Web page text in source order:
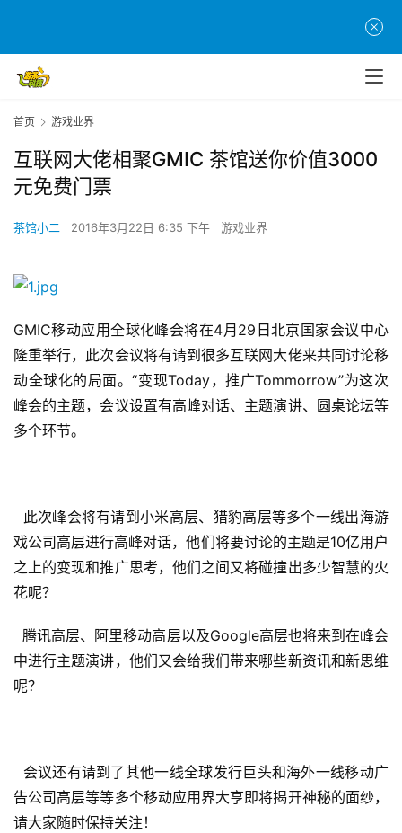
首页 游戏业界
互联网大佬相聚GMIC 茶馆送你价值3000
元免费门票
茶馆小二 2016年3月22日 6:35 下午 游戏业界
GMIC移动应用全球化峰会将在4月29日北京国家会议中心
隆重举行，此次会议将有请到很多互联网大佬来共同讨论移
动全球化的局面。“变现Today，推广Tommorrow”为这次
峰会的主题，会议设置有高峰对话、主题演讲、圆桌论坛等
多个环节。
此次峰会将有请到小米高层、猎豹高层等多个一线出海游
戏公司高层进行高峰对话，他们将要讨论的主题是10亿用户
之上的变现和推广思考，他们之间又将碰撞出多少智慧的火
花呢？
腾讯高层、阿里移动高层以及Google高层也将来到在峰会
中进行主题演讲，他们又会给我们带来哪些新资讯和新思维
呢？
会议还有请到了其他一线全球发行巨头和海外一线移动广
告公司高层等等多个移动应用界大亨即将揭开神秘的面纱，
请大家随时保持关注！